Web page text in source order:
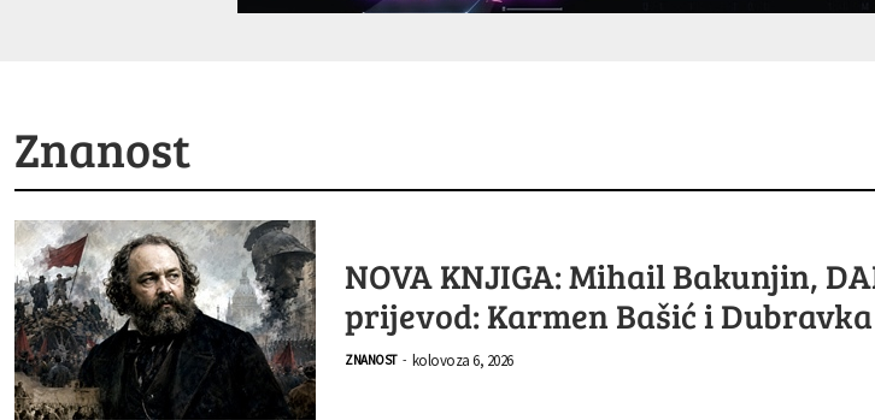
Znanost
NOVA KNJIGA: Mihail Bakunjin,
prijevod: Karmen Bašić i
ZNANOST - kolovoza 6, 2026